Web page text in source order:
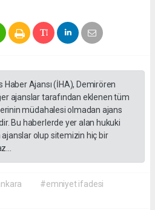
Haber Ajansı (İHA), Demirören
ajanslar tarafından eklenen tüm
müdahalesi olmadan ajans
Bu haberlerde yer alan hukuki
olup sitemizin hiç bir
#emniyet ifadesi